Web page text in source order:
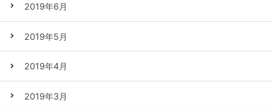
2019年6月
2019年5月
2019年4月
2019年3月